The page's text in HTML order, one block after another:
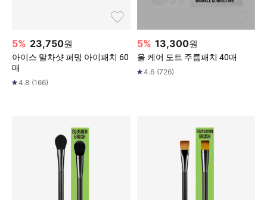
5% 23,750원
아이스 말차샷 퍼밍 아이패치 60
매
4.8 (166)
5% 13,300원
올 케어 도트 주름패치 40매
4.6 (726)